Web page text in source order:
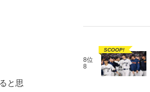
と思
8位
8
SCOOP!